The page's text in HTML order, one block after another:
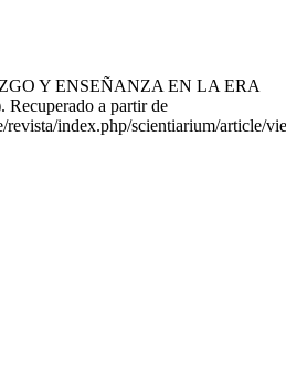
Y ENSEÑANZA EN LA ERA
Recuperado a partir de
revista/index.php/scientiarium/article/